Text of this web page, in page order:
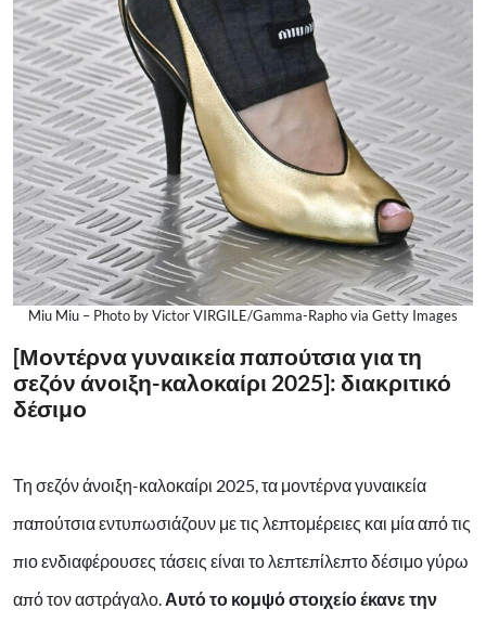
Miu Miu – Photo by Victor VIRGILE/Gamma-Rapho via Getty Images
[Μοντέρνα γυναικεία παπούτσια για τη
σεζόν άνοιξη-καλοκαίρι 2025]: διακριτικό
δέσιμο
Τη σεζόν άνοιξη-καλοκαίρι 2025, τα μοντέρνα γυναικεία
παπούτσια εντυπωσιάζουν με τις λεπτομέρειες και μία από τις
πιο ενδιαφέρουσες τάσεις είναι το λεπτεπίλεπτο δέσιμο γύρω
από τον αστράγαλο. Αυτό το κομψό στοιχείο έκανε την